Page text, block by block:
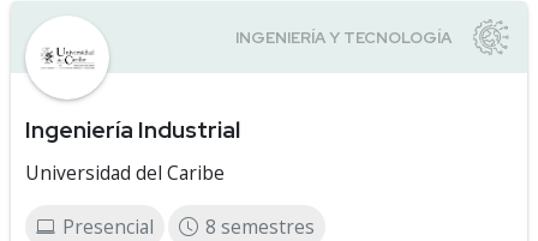
Ingeniería Industrial
Universidad del Caribe
Presencial 8 semestres